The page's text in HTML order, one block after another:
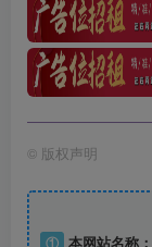
© 版权声明
① 本网站名称：